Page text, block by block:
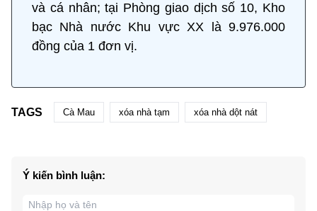
và cá nhân; tại Phòng giao dịch số 10, Kho
bạc Nhà nước Khu vực XX là 9.976.000
đồng của 1 đơn vị.
TAGS Cà Mau xóa nhà tạm xóa nhà dột nát
Ý kiến bình luận: